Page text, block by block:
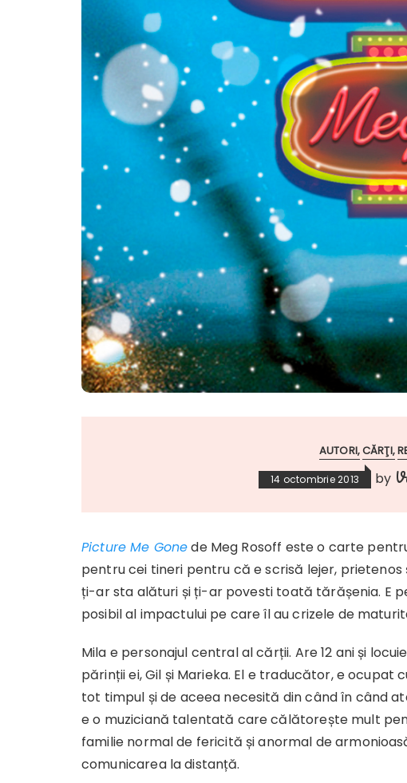
AUTORI CĂRŢI
14 octombrie 2013 by
Picture Me Gonede Meg Rosoff este o carte
pentru cei tineri pentru că e scrisă lejer, prietenos
ți-ar sta alături și ți-ar povesti toată tărășenia. E
posibil al impactului pe care îl au crizele de
Mila e personajul central al cărții. Are 12 ani și
părinții ei, Gil și Marieka. El e traducător, e ocupat
tot timpul și de aceea necesită din când în când
e o muziciană talentată care călătorește mult
familie normal de fericită și anormal de
comunicarea la distanță.